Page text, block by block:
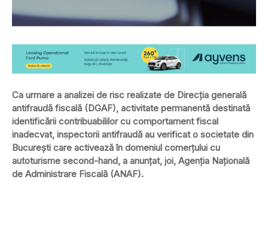
Ca urmare a analizei de risc realizate de Direcția generală
antifraudă fiscală (DGAF), activitate permanentă destinată
identificării contribuabililor cu comportament fiscal
inadecvat, inspectorii antifraudă au verificat o societate din
București care activează în domeniul comerțului cu
autoturisme second-hand, a anunțat, joi, Agenția Națională
de Administrare Fiscală (ANAF).